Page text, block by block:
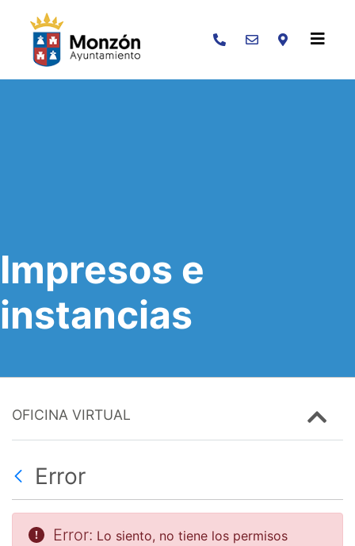
Buscar
Impresos e
instancias
OFICINA VIRTUAL
Error
Error: Lo siento, no tiene los permisos